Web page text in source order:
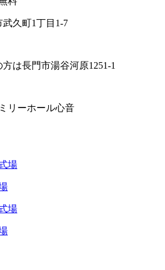
武久町1丁目1-7
方は長門市湯谷河原1251-1